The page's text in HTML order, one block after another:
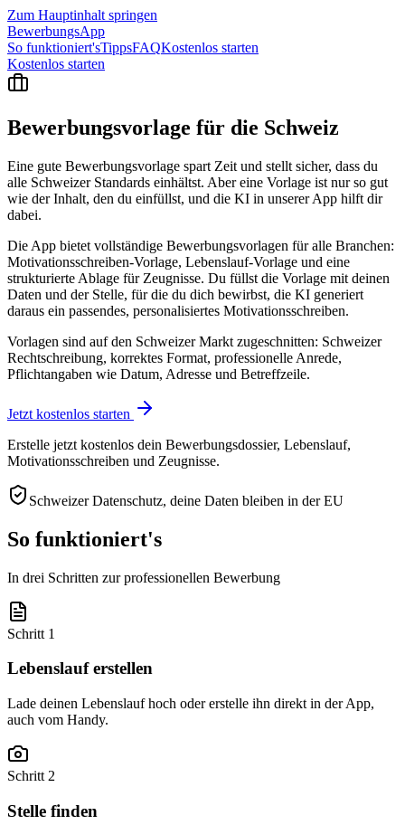
Zum Hauptinhalt springen
BewerbungsApp
So funktioniert'sTippsFAQKostenlos starten
Kostenlos starten
Bewerbungsvorlage für die Schweiz
Eine gute Bewerbungsvorlage spart Zeit und stellt sicher, dass du
alle Schweizer Standards einhältst. Aber eine Vorlage ist nur so gut
wie der Inhalt, den du einfüllst, und die KI in unserer App hilft dir
dabei.
Die App bietet vollständige Bewerbungsvorlagen für alle Branchen:
Motivationsschreiben-Vorlage, Lebenslauf-Vorlage und eine
strukturierte Ablage für Zeugnisse. Du füllst die Vorlage mit deinen
Daten und der Stelle, für die du dich bewirbst, die KI generiert
daraus ein passendes, personalisiertes Motivationsschreiben.
Vorlagen sind auf den Schweizer Markt zugeschnitten: Schweizer
Rechtschreibung, korrektes Format, professionelle Anrede,
Pflichtangaben wie Datum, Adresse und Betreffzeile.
Jetzt kostenlos starten
Erstelle jetzt kostenlos dein Bewerbungsdossier, Lebenslauf,
Motivationsschreiben und Zeugnisse.
Schweizer Datenschutz, deine Daten bleiben in der EU
So funktioniert's
In drei Schritten zur professionellen Bewerbung
Schritt 1
Lebenslauf erstellen
Lade deinen Lebenslauf hoch oder erstelle ihn direkt in der App,
auch vom Handy.
Schritt 2
Stelle finden